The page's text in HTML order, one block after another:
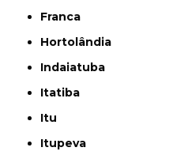
Franca
Hortolândia
Indaiatuba
Itatiba
Itu
Itupeva